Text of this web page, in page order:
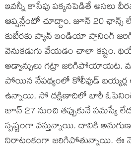
ఇవన్నీ కాసేపు పక్కనపెడితే అసలు
ఆప్షన్లేంటో చూద్దాం. జూన్ 20 ఛాన్స్
కుబేరకు ప్యాన్ ఇండియా ప్లానింగ్
వెనుకడుగు వేయడం చాలా కష్టం.
అడ్వాన్సులు గట్రా జరిగిపోయాయట.
పోయిన నేపథ్యంలో కోలీవుడ్ బయ్యర్ల
ఉన్నాయి. సో దక్షిణాదిలో భారీ
జూన్ 27 నుంచి తప్పుకునే సమస్యే
స్పష్టంగా వస్తున్నాయి. దానికి
నిరాటంకంగా జరిగిపోతున్నాయి. ఈ